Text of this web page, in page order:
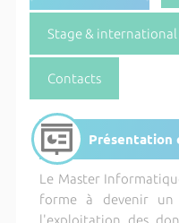
Stage & international
Contacts
Présentation
Le Master
forme à devenir
l'exploitation des